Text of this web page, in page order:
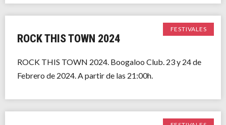
FESTIVALES
ROCK THIS TOWN 2024
ROCK THIS TOWN 2024. Boogaloo Club. 23 y 24 de
Febrero de 2024. A partir de las 21:00h.